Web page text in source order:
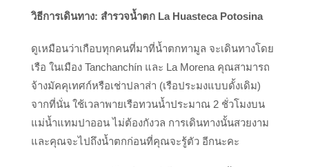
วิธีการเดินทาง: สำรวจน้ำตก La Huasteca Potosina
ดูเหมือนว่าเกือบทุกคนที่มาที่น้ำตกทามูล จะเดินทางโดย
เรือ ในเมือง Tanchanchín และ La Morena คุณสามารถ
จ้างมัคคุเทศก์หรือเช่าปลาส่า (เรือประมงแบบดั้งเดิม)
จากที่นั่น ใช้เวลาพายเรือทวนน้ำประมาณ 2 ชั่วโมงบน
แม่น้ำแทมปาออน ไม่ต้องกังวล การเดินทางนั้นสวยงาม
และคุณจะไปถึงน้ำตกก่อนที่คุณจะรู้ตัว อีกนะคะ